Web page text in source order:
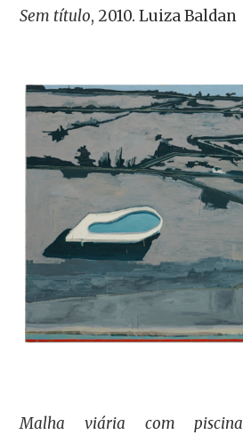
Sem título, 2010. Luiza Baldan
Malha viária com piscina